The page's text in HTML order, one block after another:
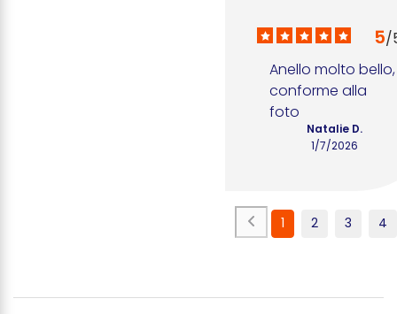
5/
Anello molto bello,
conforme alla
foto
1/7/2026
Natalie D.
1 2 3 4